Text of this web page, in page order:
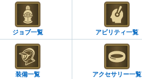
ジョブ一覧 アビリティ一覧
装備一覧 アクセサリー一覧